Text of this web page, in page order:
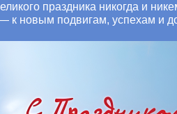
праздника никогда и
к новым подвигам, успехам и